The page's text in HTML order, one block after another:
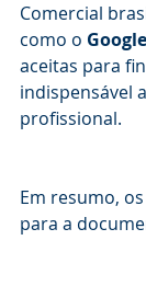
Comercial
como o
aceitas para
indispensável
profissional.
Em resumo,
para a